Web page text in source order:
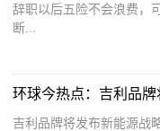
辞职以后五险不会浪费，
断...
吉利品牌将发布新能源战